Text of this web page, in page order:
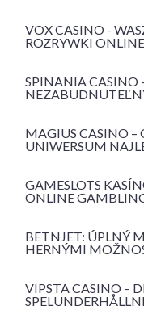
VOX CASINO -
ROZRYWKI ONLINE
SPINANIA CASINO
MAGIUS CASINO –
UNIWERSUM
GAMESLOTS
ONLINE
BETNJET: ÚPLNÝ
HERNÝMI
VIPSTA CASINO –